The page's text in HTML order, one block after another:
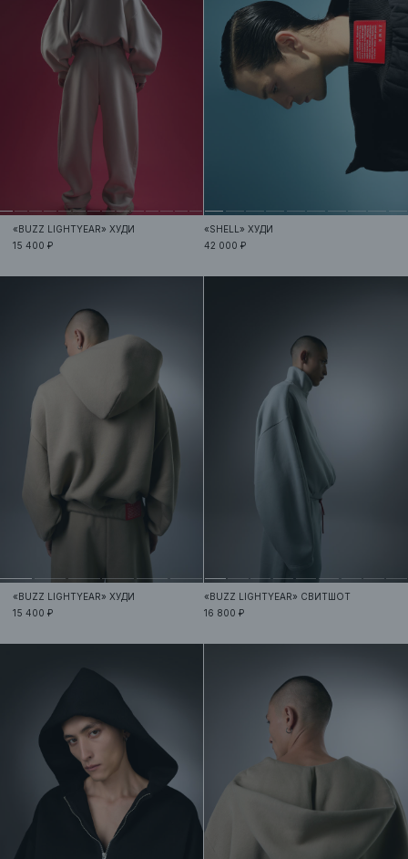
«BUZZ LIGHTYEAR»ХУДИ
15 400 ₽
«SHELL»ХУДИ
42 000 ₽
«BUZZ LIGHTYEAR»ХУДИ
15 400 ₽
«BUZZ LIGHTYEAR» СВИТШОТ
16 800 ₽